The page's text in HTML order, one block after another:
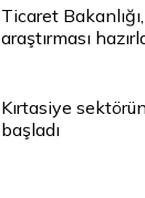
Ticaret
araştırması
Kırtasiye
başladı